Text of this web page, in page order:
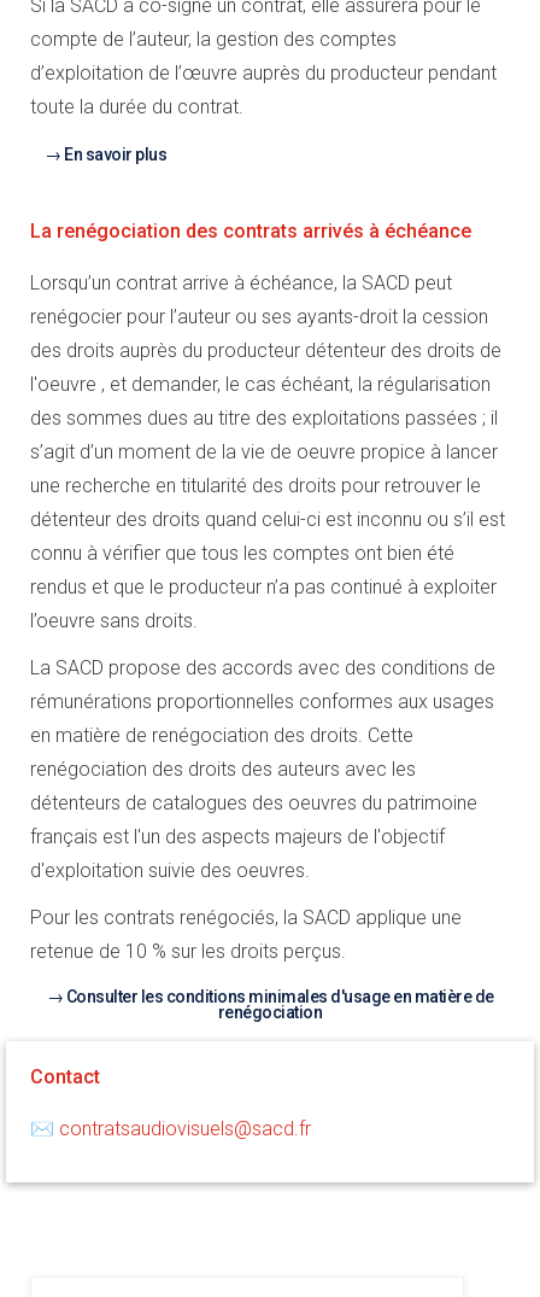
Si la SACD a co-signé un contrat, elle assurera pour le
compte de l’auteur, la gestion des comptes
d’exploitation de l’œuvre auprès du producteur pendant
toute la durée du contrat.
En savoir plus
La renégociation des contrats arrivés à échéance
Lorsqu’un contrat arrive à échéance, la SACD peut
renégocier pour l’auteur ou ses ayants-droit la cession
des droits auprès du producteur détenteur des droits de
l'oeuvre , et demander, le cas échéant, la régularisation
des sommes dues au titre des exploitations passées ; il
s’agit d’un moment de la vie de oeuvre propice à lancer
une recherche en titularité des droits pour retrouver le
détenteur des droits quand celui-ci est inconnu ou s’il est
connu à vérifier que tous les comptes ont bien été
rendus et que le producteur n’a pas continué à exploiter
l’oeuvre sans droits.
La SACD propose des accords avec des conditions de
rémunérations proportionnelles conformes aux usages
en matière de renégociation des droits. Cette
renégociation des droits des auteurs avec les
détenteurs de catalogues des oeuvres du patrimoine
français est l'un des aspects majeurs de l'objectif
d'exploitation suivie des oeuvres.
Pour les contrats renégociés, la SACD applique une
retenue de 10 % sur les droits perçus.
Consulter les conditions minimales d'usage en matière de
renégociation
Contact
✉ contratsaudiovisuels@sacd.fr